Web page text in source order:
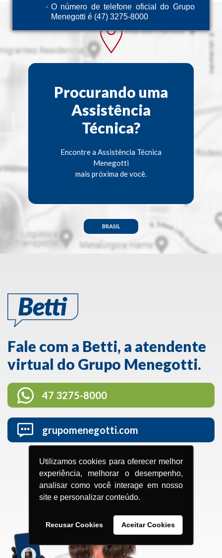
O número de telefone oficial do Grupo
Menegotti é (47) 3275-8000
Utilizamos cookies para oferecer melhor
experiência, melhorar o desempenho,
analisar como você interage em nosso
site e personalizar conteúdo.
Recusar Cookies Aceitar Cookies
Procurando uma
Assistência
Técnica?
Encontre a Assistência Técnica
Menegotti
mais próxima de você.
BRASIL
Fale com a Betti, a atendente
virtual do Grupo Menegotti.
47 3275-8000
grupomenegotti.com